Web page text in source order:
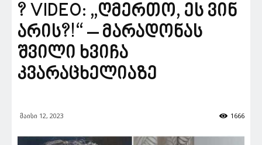
? VIDEO: „ღმერთო, ეს ვინ
არის?!“ – მარადონას
შვილი ხვიჩა
კვარაცხელიაზე
მაისი 12, 2023 1666